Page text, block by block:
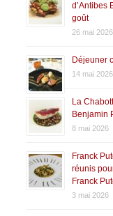
d’Antibes
goût
26 mai 2026
Déjeuner
14 mai 2026
La
Benjamin
8 mai 2026
Franck
réunis
Franck
3 mai 2026